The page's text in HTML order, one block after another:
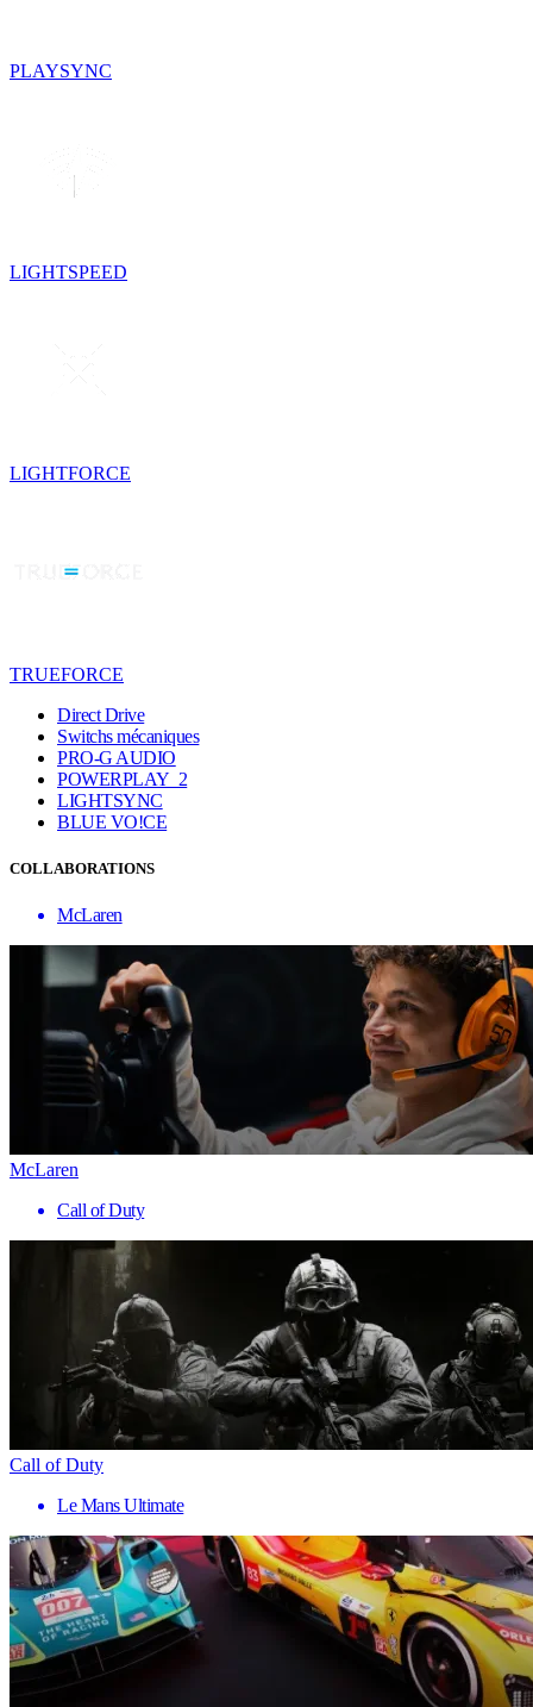
PLAYSYNC
LIGHTSPEED
LIGHTFORCE
TRUEFORCE
Direct Drive
Switchs mécaniques
PRO-G AUDIO
POWERPLAY 2
LIGHTSYNC
BLUE VO!CE
COLLABORATIONS
McLaren
McLaren
Call of Duty
Call of Duty
Le Mans Ultimate